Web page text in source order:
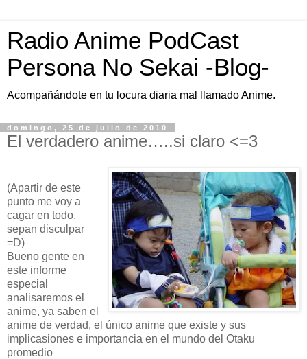
Radio Anime PodCast
Persona No Sekai -Blog-
Acompañándote en tu locura diaria mal llamado Anime.
domingo, 25 de julio de 2010
El verdadero anime…..si claro <=3
(Apartir de este
punto me voy a
cagar en todo,
sepan disculpar
=D)
Bueno gente en
este informe
especial
analisaremos el
anime, ya saben el
anime de verdad, el único anime que existe y sus
implicasiones e importancia en el mundo del Otaku
promedio